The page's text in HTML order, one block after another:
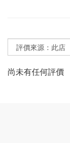
尚未有任何評價